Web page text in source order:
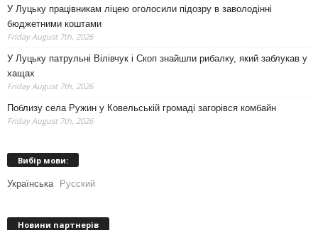
У Луцьку працівникам ліцею оголосили підозру в заволодінні
бюджетними коштами
Friday August 7th, 2026
У Луцьку патрульні Вілівчук і Скоп знайшли рибалку, який заблукав у
хащах
Friday August 7th, 2026
Поблизу села Ружин у Ковельській громаді загорівся комбайн
Friday August 7th, 2026
Вибір мови:
Українська Русский
Новини партнерів